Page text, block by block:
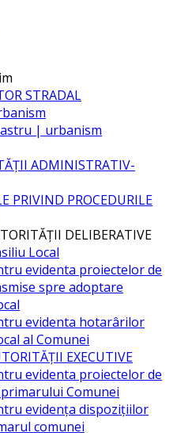
STRADAL
| urbanism
ADMINISTRATIV-
PRIVIND PROCEDURILE
DELIBERATIVE
Local
evidenta proiectelor de
spre adoptare
evidenta hotarârilor
al Comunei
EXECUTIVE
evidenta proiectelor de
Comunei
evidența dispozițiilor
comunei